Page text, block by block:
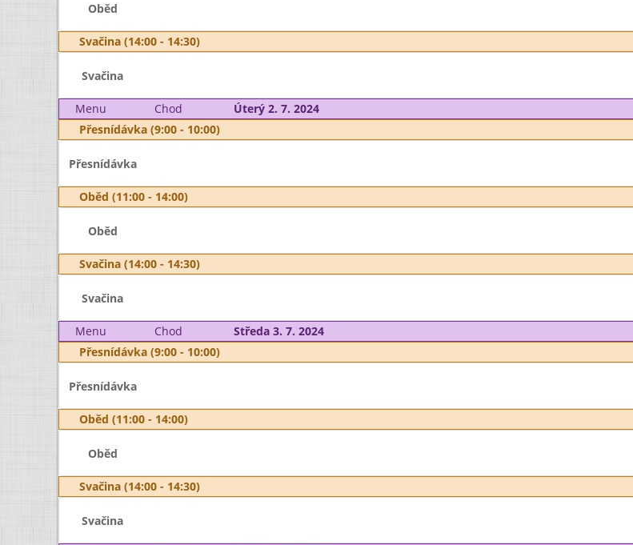
Oběd
Svačina (14:00 - 14:30)
Svačina
Menu Chod
Úterý 2. 7. 2024
Přesnídávka (9:00 - 10:00)
Přesnídávka
Oběd (11:00 - 14:00)
Oběd
Svačina (14:00 - 14:30)
Svačina
Menu Chod
Středa 3. 7. 2024
Přesnídávka (9:00 - 10:00)
Přesnídávka
Oběd (11:00 - 14:00)
Oběd
Svačina (14:00 - 14:30)
Svačina